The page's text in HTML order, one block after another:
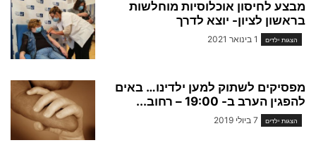
מבצע לחיסון אוכלוסיות מוחלשות
בראשון לציון- יוצא לדרך
הצגות ילדים 1 בינואר 2021
מפסיקים לשתוק למען ילדינו… באים
להפגין הערב ב- 19:00 – רחוב...
הצגות ילדים 7 ביולי 2019